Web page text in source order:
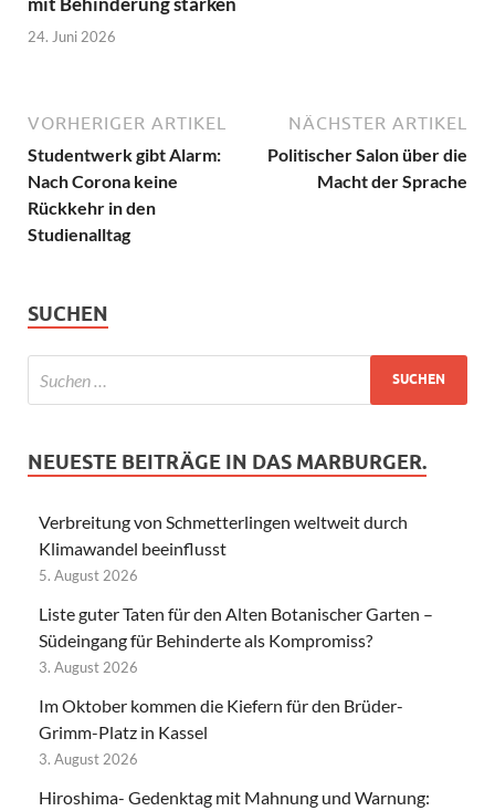
24. Juni 2026
VORHERIGER ARTIKEL
Studentwerk gibt Alarm:
Nach Corona keine
Rückkehr in den
Studienalltag
NÄCHSTER ARTIKEL
Politischer Salon über die
Macht der Sprache
SUCHEN
NEUESTE BEITRÄGE IN DAS MARBURGER.
Verbreitung von Schmetterlingen weltweit durch
Klimawandel beeinflusst
5. August 2026
Liste guter Taten für den Alten Botanischer Garten –
Südeingang für Behinderte als Kompromiss?
3. August 2026
Im Oktober kommen die Kiefern für den Brüder-
Grimm-Platz in Kassel
3. August 2026
Hiroshima- Gedenktag mit Mahnung und Warnung: